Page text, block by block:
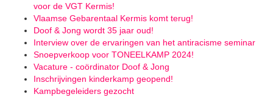
voor de VGT Kermis!
Vlaamse Gebarentaal Kermis komt terug!
Doof & Jong wordt 35 jaar oud!
Interview over de ervaringen van het antiracisme seminar
Snoepverkoop voor TONEELKAMP 2024!
Vacature - coördinator Doof & Jong
Inschrijvingen kinderkamp geopend!
Kampbegeleiders gezocht